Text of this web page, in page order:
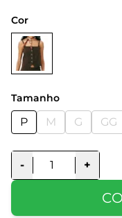
Cor
Tamanho
P M G GG
- +